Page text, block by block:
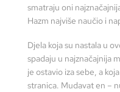
smatraju oni
Hazm najviše naučio i
Djela koja su nastala u
spadaju u najznačajnija
je ostavio iza sebe, a
stranica. Mudavat en –